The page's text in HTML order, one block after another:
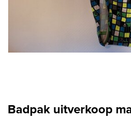
Badpak uitverkoop